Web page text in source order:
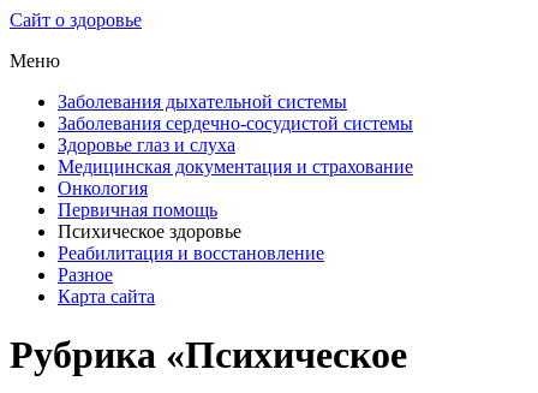
Сайт о здоровье
Меню
Заболевания дыхательной системы
Заболевания сердечно-сосудистой системы
Здоровье глаз и слуха
Медицинская документация и страхование
Онкология
Первичная помощь
Психическое здоровье
Реабилитация и восстановление
Разное
Карта сайта
Рубрика «Психическое